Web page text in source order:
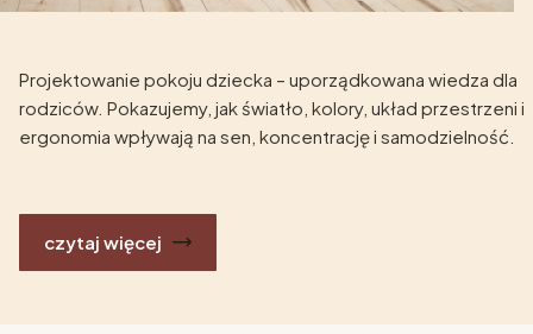
Projektowanie pokoju dziecka – uporządkowana wiedza dla
rodziców. Pokazujemy, jak światło, kolory, układ przestrzeni i
ergonomia wpływają na sen, koncentrację i samodzielność.
czytaj więcej